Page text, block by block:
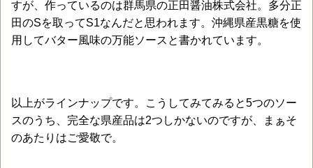
すが、作っているのは群馬県の正田醤油株式会社。多分正
田のSを取ってS1なんだと思われます。沖縄県産黒糖を使
用してバター風味の万能ソースと書かれています。
以上がラインナップです。こうしてみてみると5つのソー
スのうち、完全な県産品は2つしかないのですが、まぁそ
のあたりはご愛敬で。